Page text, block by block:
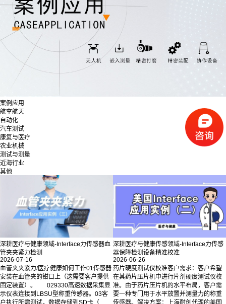
案例应用
航空航天
自动化
汽车测试
康复与医疗
农业机械
测试与测量
近海行业
其他
深耕医疗与健康领域-Interface力传感器血
管夹夹紧力检测
2026-07-16
血管夹夹紧力/医疗健康如何工作01传感器
安装在血管夹的钳口上（这需要客户提供
固定装置）。 029330高速数据采集显
示仪表连接到LBSU型称重传感器。03客
深耕医疗与健康传感领域-Interface力传感
器保障检测设备精准校准
2026-06-26
药片硬度测试仪校准客户需求：客户希望
在其药片压片机中进行片剂硬度测试仪校
准。由于药片压片机的水平布局，客户需
要一种专门用于水平放置并测量力的称重